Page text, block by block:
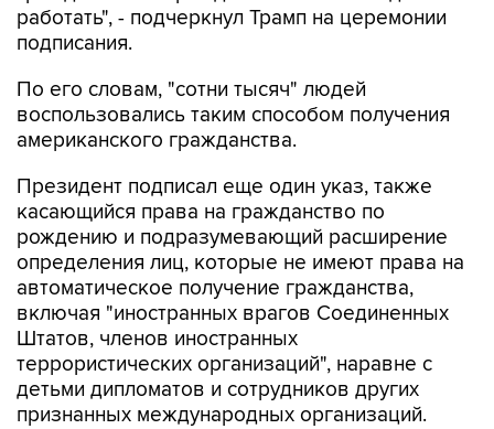
работать", - подчеркнул Трамп на церемонии
подписания.
По его словам, "сотни тысяч" людей
воспользовались таким способом получения
американского гражданства.
Президент подписал еще один указ, также
касающийся права на гражданство по
рождению и подразумевающий расширение
определения лиц, которые не имеют права на
автоматическое получение гражданства,
включая "иностранных врагов Соединенных
Штатов, членов иностранных
террористических организаций", наравне с
детьми дипломатов и сотрудников других
признанных международных организаций.